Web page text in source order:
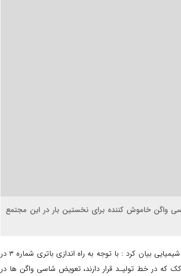
واگن خاموش کننده برای نخستین بار در این مجتمع
عباس ناصحی سرپرست دفتر فنی مدیریت تولیدات کک و مواد شیمیایی بیان کرد : با توجه به راه اندازی باتری شماره ۳ در
عدد واگن حمل کک که در خط تولیـد قرار دارند، تعویض شاسی واگن ها در